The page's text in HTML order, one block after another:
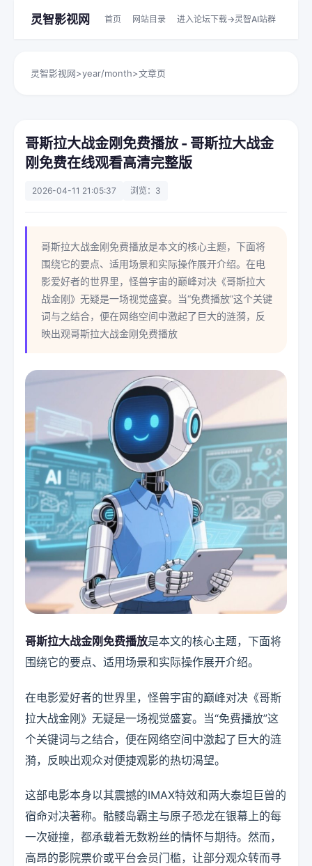
灵智影视网 首页 网站目录 进入论坛下载->灵智AI站群
灵智影视网>year/month>文章页
哥斯拉大战金刚免费播放 - 哥斯拉大战金
刚免费在线观看高清完整版
2026-04-11 21:05:37 浏览：3
哥斯拉大战金刚免费播放是本文的核心主题，下面将
围绕它的要点、适用场景和实际操作展开介绍。在电
影爱好者的世界里，怪兽宇宙的巅峰对决《哥斯拉大
战金刚》无疑是一场视觉盛宴。当“免费播放”这个关键
词与之结合，便在网络空间中激起了巨大的涟漪，反
映出观哥斯拉大战金刚免费播放
哥斯拉大战金刚免费播放是本文的核心主题，下面将
围绕它的要点、适用场景和实际操作展开介绍。
在电影爱好者的世界里，怪兽宇宙的巅峰对决《哥斯
拉大战金刚》无疑是一场视觉盛宴。当“免费播放”这
个关键词与之结合，便在网络空间中激起了巨大的涟
漪，反映出观众对便捷观影的热切渴望。
这部电影本身以其震撼的IMAX特效和两大泰坦巨兽的
宿命对决著称。骷髅岛霸主与原子恐龙在银幕上的每
一次碰撞，都承载着无数粉丝的情怀与期待。然而，
高昂的影院票价或平台会员门槛，让部分观众转而寻